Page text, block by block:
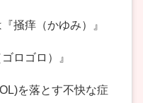
掻痒（かゆみ）』
ロゴロ）』
を落とす不快な症